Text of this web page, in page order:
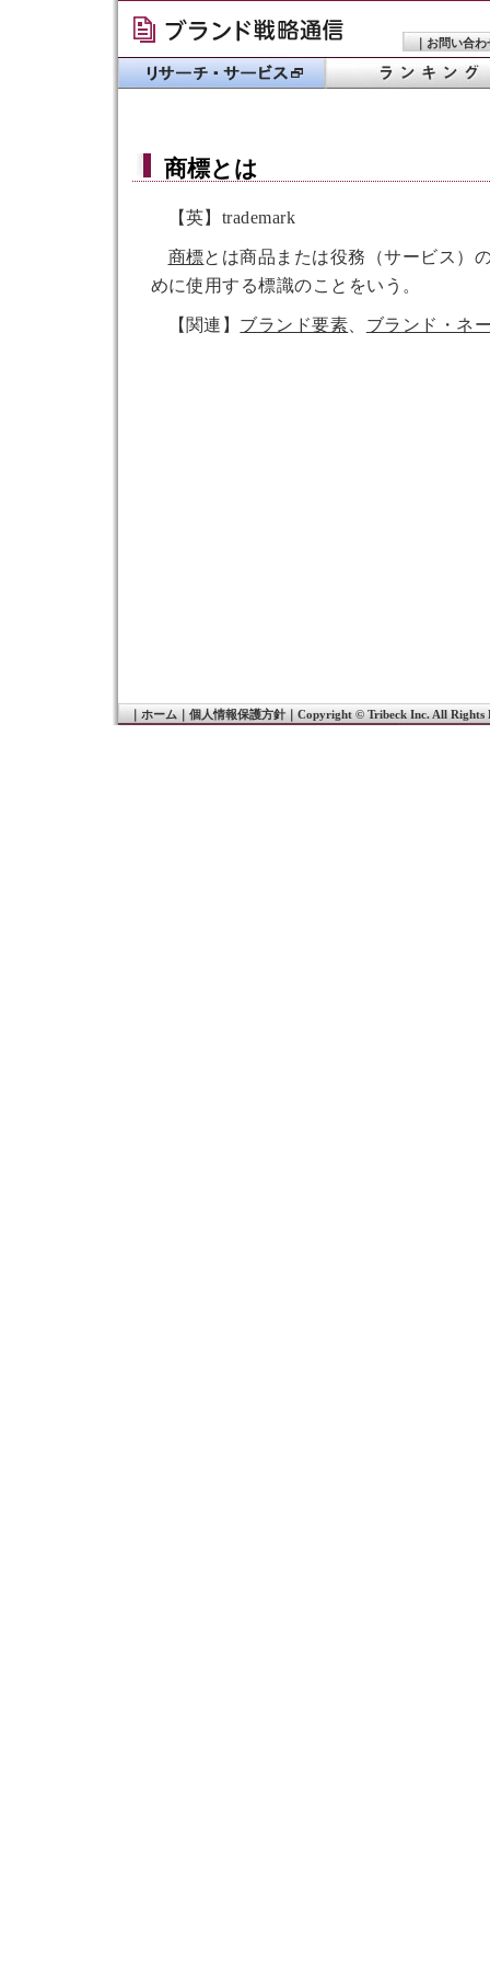
｜ お問い合わ
商標とは
【英】trademark
商標とは商品または役務（サービス）
めに使用する標識のことをいう。
【関連】 ブランド要素 ブランド・ネ
ホーム｜ 個人情報保護方針｜ Copyright © Tribeck Inc. All Rights